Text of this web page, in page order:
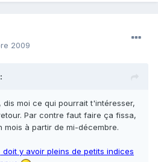
2009
moi ce qui pourrait t'intéresser,
Par contre faut faire ça fissa,
mois à partir de mi-décembre.
doit y avoir pleins de petits indices